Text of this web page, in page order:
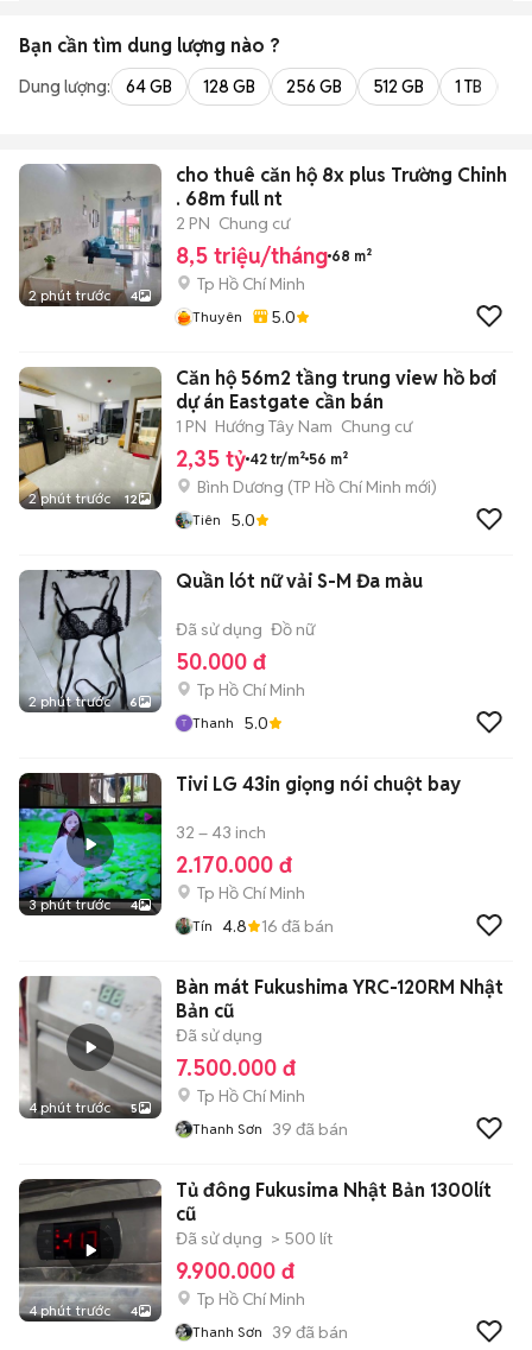
Bạn cần tìm dung lượng nào ?
Dung lượng: 64 GB 128 GB 256 GB 512 GB 1 TB
2 phút trước 4
cho thuê căn hộ 8x plus Trường Chinh
. 68m full nt
2 PN Chung cư
8,5 triệu/tháng 68 m²
Tp Hồ Chí Minh
Thuyên 5.0
2 phút trước 12
Căn hộ 56m2 tầng trung view hồ bơi
dự án Eastgate cần bán
1 PN Hướng Tây Nam Chung cư
2,35 tỷ 42 tr/m² 56 m²
Bình Dương (TP Hồ Chí Minh mới)
Tiên 5.0
2 phút trước 6
Quần lót nữ vải S-M Đa màu
Đã sử dụng Đồ nữ
50.000 đ
Tp Hồ Chí Minh
Thanh 5.0
3 phút trước 4
Tivi LG 43in giọng nói chuột bay
32 – 43 inch
2.170.000 đ
Tp Hồ Chí Minh
Tín 4.8 16 đã bán
4 phút trước 5
Bàn mát Fukushima YRC-120RM Nhật
Bản cũ
Đã sử dụng
7.500.000 đ
Tp Hồ Chí Minh
Thanh Sơn 39 đã bán
4 phút trước 4
Tủ đông Fukusima Nhật Bản 1300lít
cũ
Đã sử dụng > 500 lít
9.900.000 đ
Tp Hồ Chí Minh
Thanh Sơn 39 đã bán